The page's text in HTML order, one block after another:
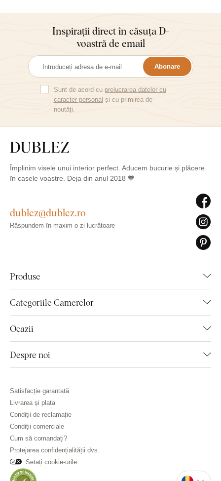
Inspirații direct în căsuța D-
voastră de email
Abonare
Sunt de acord cu prelucrarea datelor cu
caracter personal și cu primirea de
noutăți.
Împlinim visele unui interior perfect. Aducem bucurie și plăcere
în casele voastre. Deja din anul 2018 🧡
Produse
Categoriile Camerelor
Ocazii
Despre noi
dublez@dublez.ro
Răspundem în maxim o zi lucrătoare
Satisfacție garantată
Livrarea și plata
Condiții de reclamație
Condiții comerciale
Cum să comandați?
Protejarea confidențialității dvs.
Setați cookie-urile